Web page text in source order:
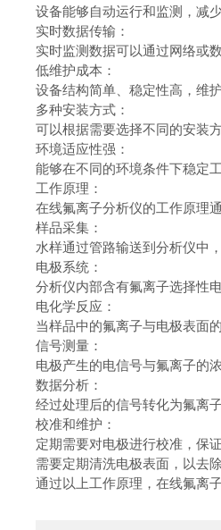
设备能够自动运行和监测，减
实时数据传输：
实时监测数据可以通过网络或
低维护成本：
设备结构简单、稳定性高，维
多种安装方式：
可以根据需要选择不同的安装
环境适应性强：
能够在不同的环境条件下稳定
工作原理：
在线氟离子分析仪的工作原理
样品采集：
水样通过管路输送到分析仪中
电极系统：
分析仪内部含有氟离子选择性
电化学反应：
当样品中的氟离子与电极表面
信号测量：
电极产生的电信号与氟离子的
数据分析：
经过处理后的信号转化为氟离
校准和维护：
定期需要对电极进行校准，保
需要定期清洗电极表面，以去
通过以上工作原理，在线氟离